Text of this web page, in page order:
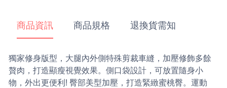
商品資訊 商品規格 退換貨需知
獨家修身版型，大腿內外側特殊剪裁車縫，加壓修飾多餘
贅肉，打造顯瘦視覺效果。側口袋設計，可放置隨身小
物，外出更便利! 臀部美型加壓，打造緊緻蜜桃臀。運動